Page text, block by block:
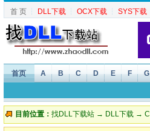
首 页 ┆ DLL下载 ┆ OCX下载 ┆ SYS下载
首页 A B C D E F G
目前位置： 找DLL下载站 → DLL下载 → C